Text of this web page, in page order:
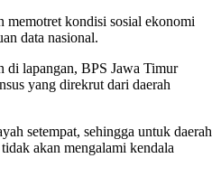
memotret kondisi sosial ekonomi
data nasional.
di lapangan, BPS Jawa Timur
yang direkrut dari daerah
setempat, sehingga untuk daerah
akan mengalami kendala